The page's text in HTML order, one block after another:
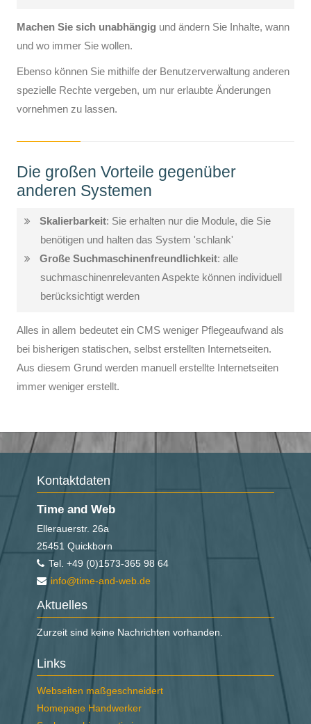
Machen Sie sich unabhängig und ändern Sie Inhalte, wann
und wo immer Sie wollen.
Ebenso können Sie mithilfe der Benutzerverwaltung anderen
spezielle Rechte vergeben, um nur erlaubte Änderungen
vornehmen zu lassen.
Die großen Vorteile gegenüber
anderen Systemen
Skalierbarkeit: Sie erhalten nur die Module, die Sie
benötigen und halten das System 'schlank'
Große Suchmaschinenfreundlichkeit: alle
suchmaschinenrelevanten Aspekte können individuell
berücksichtigt werden
Alles in allem bedeutet ein CMS weniger Pflegeaufwand als
bei bisherigen statischen, selbst erstellten Internetseiten.
Aus diesem Grund werden manuell erstellte Internetseiten
immer weniger erstellt.
Kontaktdaten
Time and Web
Ellerauerstr. 26a
25451 Quickborn
Tel. +49 (0)1573-365 98 64
info@time-and-web.de
Aktuelles
Zurzeit sind keine Nachrichten vorhanden.
Links
Navigation
überspringen
Webseiten maßgeschneidert
Homepage Handwerker